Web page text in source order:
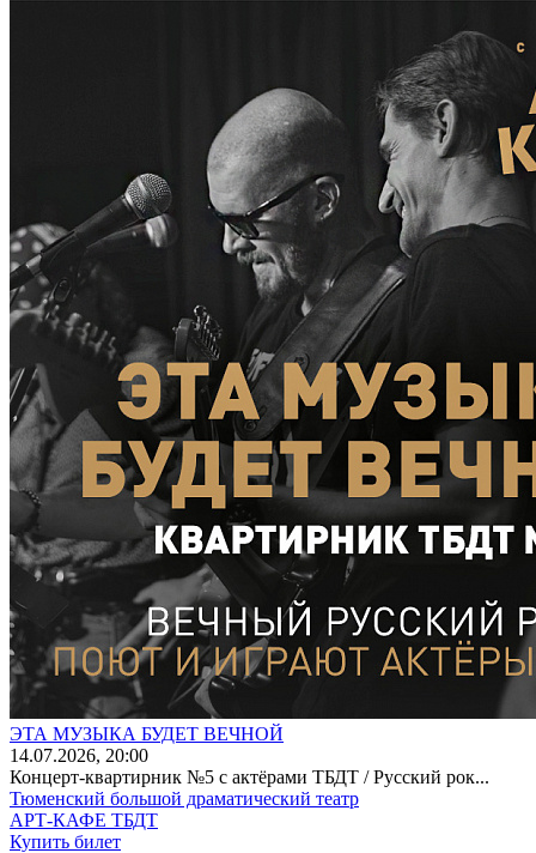
ЭТА МУЗЫКА БУДЕТ ВЕЧНОЙ
14.07.2026, 20:00
Концерт-квартирник №5 с актёрами ТБДТ / Русский рок...
Тюменский большой драматический театр
АРТ-КАФЕ ТБДТ
Купить билет